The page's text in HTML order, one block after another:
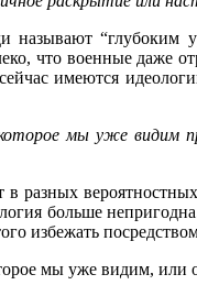
“глубоким
что военные даже
имеются
мы уже видим
в разных
больше
избежать
мы уже видим, или